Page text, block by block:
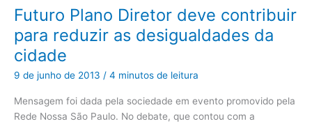
Futuro Plano Diretor deve contribuir
para reduzir as desigualdades da
cidade
9 de junho de 2013 / 4 minutos de leitura
Mensagem foi dada pela sociedade em evento promovido pela
Rede Nossa São Paulo. No debate, que contou com a
Plano
deve
contribuir
para
reduzir
as
desigualdades
cidade